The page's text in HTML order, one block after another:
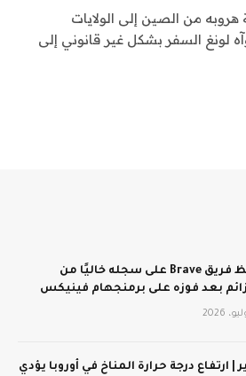
من الصين إلى الولايات
لونغ السفر بشكل غير قانوني إلى
حافظ فريق Brave على سجله خاليًا من
بعد فوزه على برمنجهام فينيكس
| ارتفاع درجة حرارة المناخ في أوروبا يؤدي